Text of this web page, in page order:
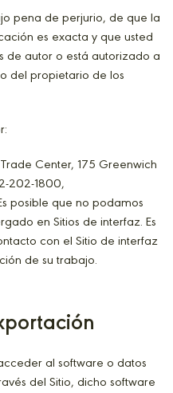
pena de perjurio, de que la
es exacta y que usted
de autor o está autorizado a
del propietario de los
Center, 175 Greenwich
202-1800,
posible que no podamos
en Sitios de interfaz. Es
con el Sitio de interfaz
de su trabajo.
al software o datos
del Sitio, dicho software